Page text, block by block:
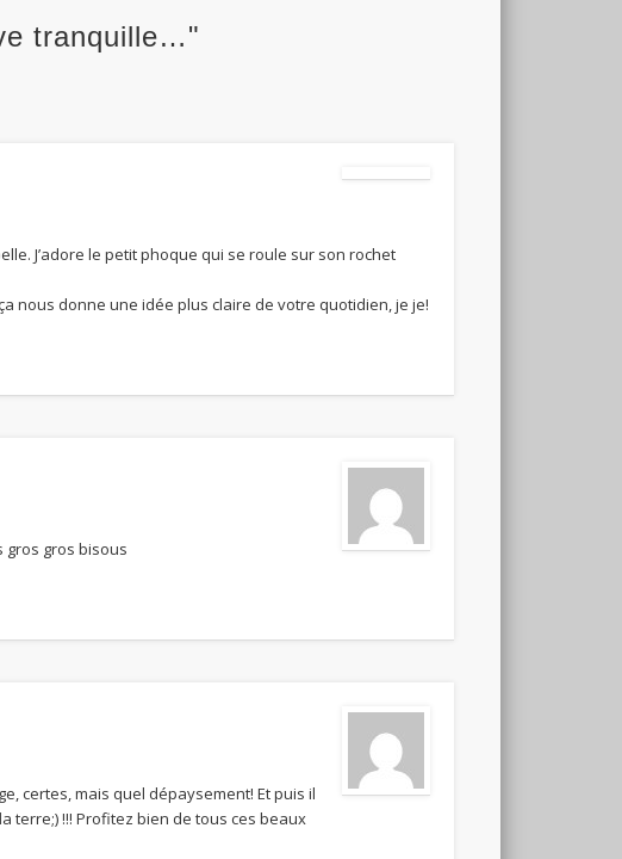
tranquille…"
J’adore le petit phoque qui se roule sur son rochet
nous donne une idée plus claire de votre quotidien, je je!
gros bisous
certes, mais quel dépaysement! Et puis il
terre;) !!! Profitez bien de tous ces beaux